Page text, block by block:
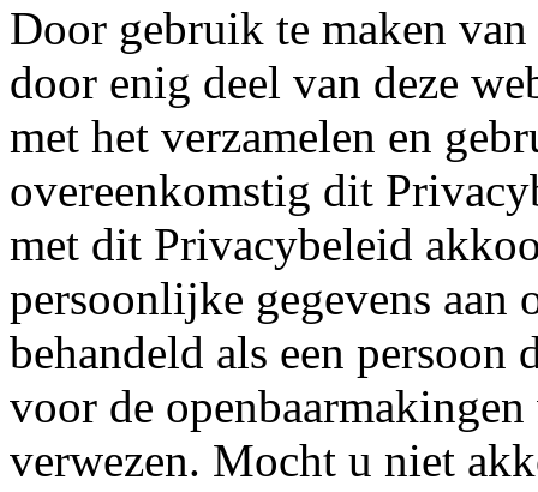
Door gebruik te maken
door enig deel van deze
met het verzamelen en
overeenkomstig dit
met dit Privacybeleid
persoonlijke gegevens aan
behandeld als een persoon
voor de
verwezen. Mocht u niet